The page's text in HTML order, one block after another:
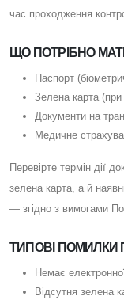
час проходження
ЩО ПОТРІБНО
Паспорт
Зелена карта (при
Документи на
Медичне
Перевірте термін дії
зелена карта, а й
— згідно з вимогами
ТИПОВІ
Немає
Відсутня зелена